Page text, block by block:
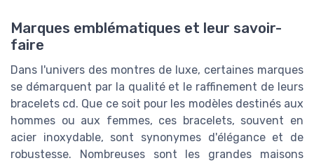
Marques emblématiques et leur savoir-
faire
Dans l'univers des montres de luxe, certaines marques
se démarquent par la qualité et le raffinement de leurs
bracelets cd. Que ce soit pour les modèles destinés aux
hommes ou aux femmes, ces bracelets, souvent en
acier inoxydable, sont synonymes d'élégance et de
robustesse. Nombreuses sont les grandes maisons